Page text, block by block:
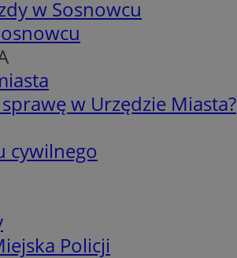
w Sosnowcu
sprawę w Urzędzie Miasta?
cywilnego
Policji